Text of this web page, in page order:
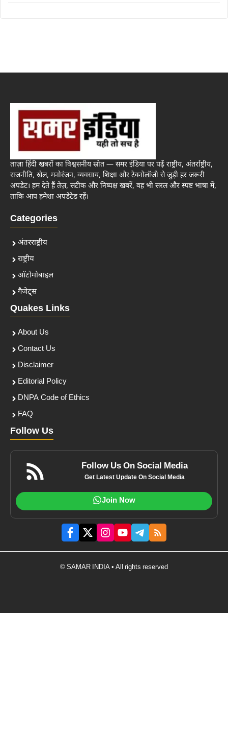
ताज़ा हिंदी खबरों का विश्वसनीय स्रोत — समर इंडिया पर पढ़ें राष्ट्रीय, अंतर्राष्ट्रीय,
राजनीति, खेल, मनोरंजन, व्यवसाय, शिक्षा और टेक्नोलॉजी से जुड़ी हर जरूरी
अपडेट। हम देते हैं तेज़, सटीक और निष्पक्ष खबरें, वह भी सरल और स्पष्ट भाषा में,
ताकि आप हमेशा अपडेटेड रहें।
Categories
अंतरराष्ट्रीय
राष्ट्रीय
ऑटोमोबाइल
गैजेट्स
Quakes Links
About Us
Contact Us
Disclaimer
Editorial Policy
DNPA Code of Ethics
FAQ
Follow Us
Follow Us On Social Media
Get Latest Update On Social Media
Join Now
© SAMAR INDIA • All rights reserved